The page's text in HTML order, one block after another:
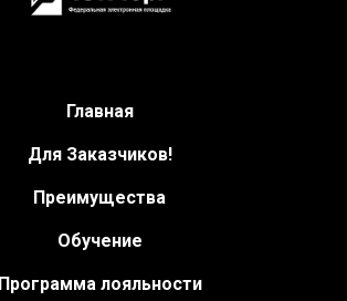
Главная
Для Заказчиков!
Преимущества
Обучение
Программа лояльности